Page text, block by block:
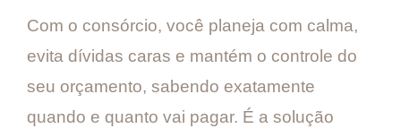
Com o consórcio, você planeja com calma,
evita dívidas caras e mantém o controle do
seu orçamento, sabendo exatamente
quando e quanto vai pagar. É a solução